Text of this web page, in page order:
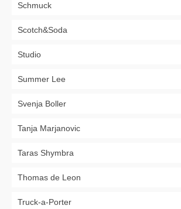
Schmuck
Scotch&Soda
Studio
Summer Lee
Svenja Boller
Tanja Marjanovic
Taras Shymbra
Thomas de Leon
Truck-a-Porter